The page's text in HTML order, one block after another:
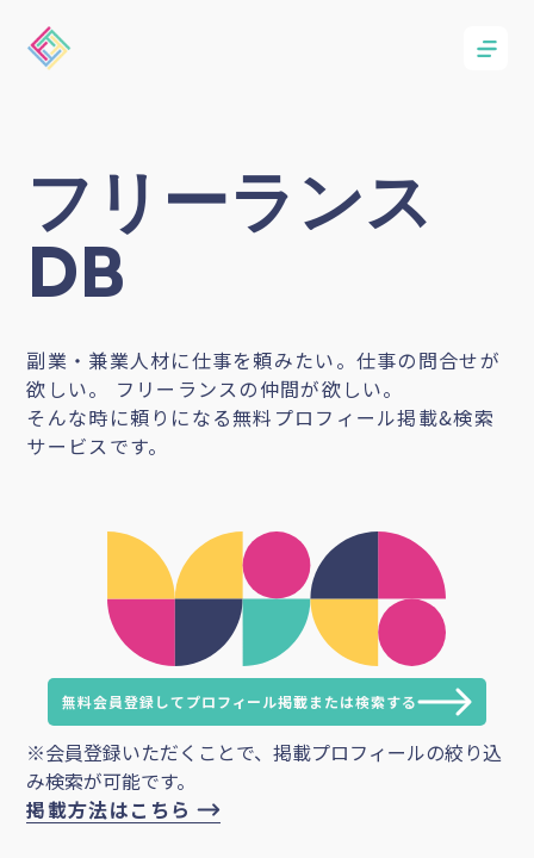
フリーランス
DB
副業・兼業人材に仕事を頼みたい。仕事の問合せが
欲しい。 フリーランスの仲間が欲しい。
そんな時に頼りになる無料プロフィール掲載&検索
サービスです。
無料会員登録してプロフィール掲載または検索する
※会員登録いただくことで、掲載プロフィールの絞り込
み検索が可能です。
掲載方法はこちら